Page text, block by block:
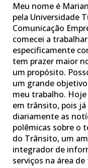
Meu nome é
pela Universidade
Comunicação
comecei a
especificamente
tem prazer maior
um propósito.
um grande
meu trabalho.
em trânsito, pois
diariamente as
polêmicas sobre o
do Trânsito, um
integrador de
serviços na área